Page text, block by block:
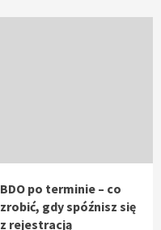
BDO po terminie – co
zrobić, gdy spóźnisz się
z rejestracją